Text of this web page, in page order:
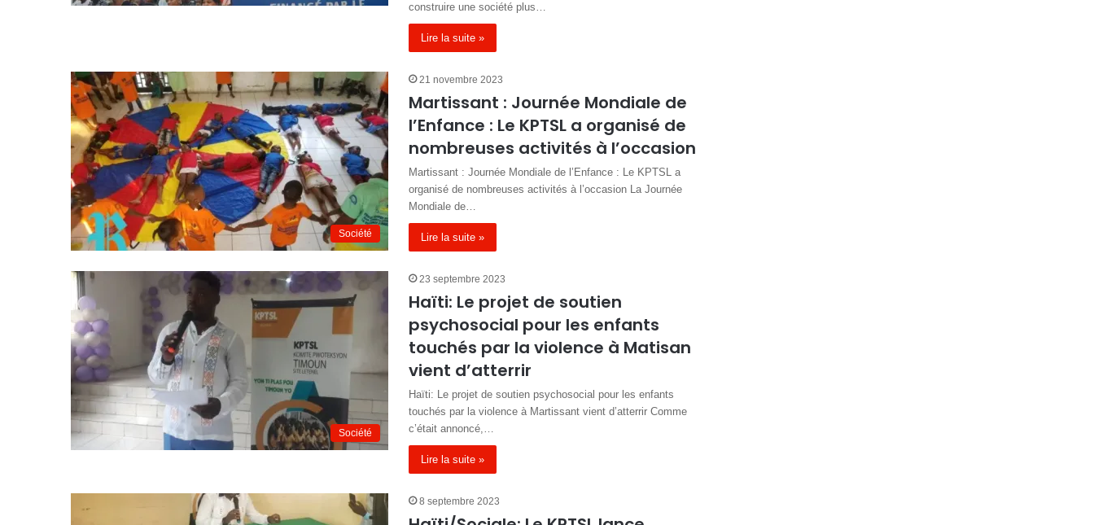
construire une société plus…
Lire la suite »
Société
21 novembre 2023
Martissant : Journée Mondiale de
l’Enfance : Le KPTSL a organisé de
nombreuses activités à l’occasion
Martissant : Journée Mondiale de l’Enfance : Le KPTSL a
organisé de nombreuses activités à l’occasion La Journée
Mondiale de…
Lire la suite »
Société
23 septembre 2023
Haïti: Le projet de soutien
psychosocial pour les enfants
touchés par la violence à Matisan
vient d’atterrir
Haïti: Le projet de soutien psychosocial pour les enfants
touchés par la violence à Martissant vient d’atterrir Comme
c’était annoncé,…
Lire la suite »
8 septembre 2023